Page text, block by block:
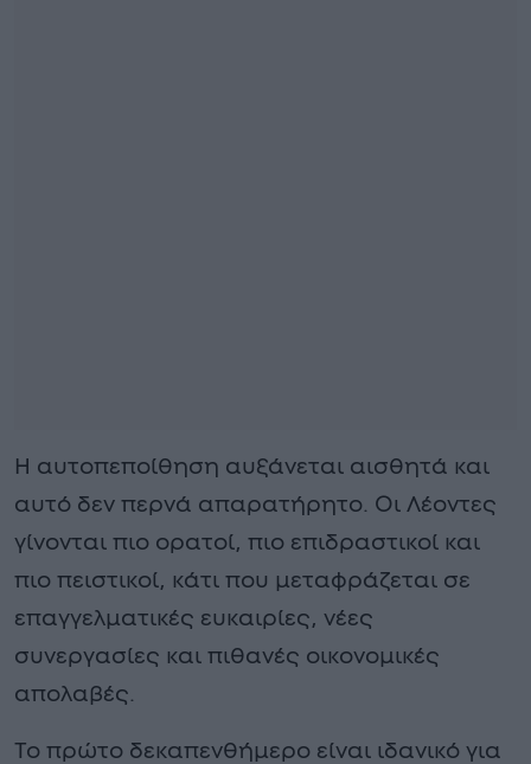
Η αυτοπεποίθηση αυξάνεται αισθητά και
αυτό δεν περνά απαρατήρητο. Οι Λέοντες
γίνονται πιο ορατοί, πιο επιδραστικοί και
πιο πειστικοί, κάτι που μεταφράζεται σε
επαγγελματικές ευκαιρίες, νέες
συνεργασίες και πιθανές οικονομικές
απολαβές.
Το πρώτο δεκαπενθήμερο είναι ιδανικό για